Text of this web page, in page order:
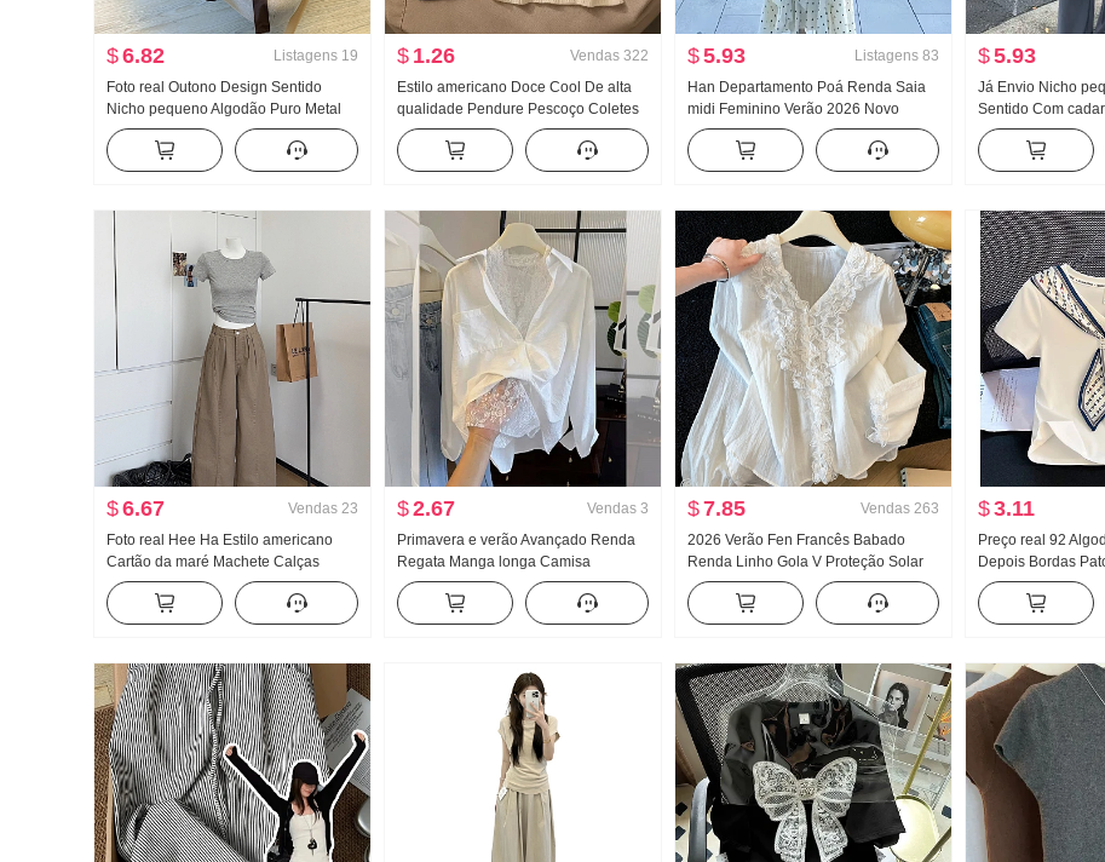
$6.82 Listagens 19
Foto real Outono Design Sentido
Nicho pequeno Algodão Puro Metal
Decoração Cintura ajustada Efeito
emagrecedor Solto Manga longa
Camisa Top feminino
$ 1.26 Vendas 322
Estilo americano Doce Cool De alta
qualidade Pendure Pescoço Coletes
feminino Verão Uso externo Dentro
Pegue Camiseta de base Garota
estilosa Malha Tomara que caia Top
$5.93 Listagens 83
Han Departamento Poá Renda Saia
midi Feminino Verão 2026 Novo
Cintura alta Ajustado A palavra Para
pessoas baixas Design Sentido
Guarda-chuva Saia
$5.93
Já Envio Nicho
Sentido Com
Regata Colete
Sentido Largura
Conjunto
$6.67 Vendas 23
Foto real Hee Ha Estilo americano
Cartão da maré Machete Calças
jeans Solto Largura Pernas Casual
Calças
$2.67 Vendas 3
Primavera e verão Avançado Renda
Regata Manga longa Camisa
feminino Solto Conjunto de duas
peças Doce Fresco
$7.85 Vendas 263
2026 Verão Fen Francês Babado
Renda Linho Gola V Proteção Solar
Camisa Manga longa feminina Solto
Design Sentido Para cima
$3.11
Preço real 92
Depois Bordas
de seda Ajustado
Camiseta Feminino